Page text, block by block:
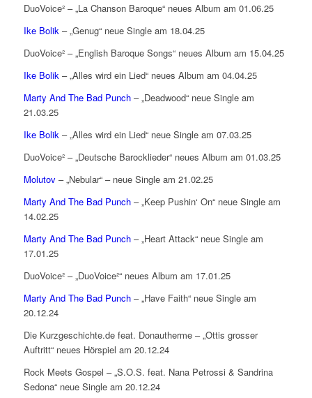
DuoVoice² – „La Chanson Baroque“ neues Album am 01.06.25
Ike Bolik– „Genug“ neue Single am 18.04.25
DuoVoice² – „English Baroque Songs“ neues Album am 15.04.25
Ike Bolik– „Alles wird ein Lied“ neues Album am 04.04.25
Marty And The Bad Punch– „Deadwood“ neue Single am
21.03.25
Ike Bolik– „Alles wird ein Lied“ neue Single am 07.03.25
DuoVoice² – „Deutsche Barocklieder“ neues Album am 01.03.25
Molutov – „Nebular“ – neue Single am 21.02.25
Marty And The Bad Punch– „Keep Pushin‘ On“ neue Single am
14.02.25
Marty And The Bad Punch– „Heart Attack“ neue Single am
17.01.25
DuoVoice² – „DuoVoice²“ neues Album am 17.01.25
Marty And The Bad Punch– „Have Faith“ neue Single am
20.12.24
Die Kurzgeschichte.de feat. Donautherme – „Ottis grosser
Auftritt“ neues Hörspiel am 20.12.24
Rock Meets Gospel – „S.O.S. feat. Nana Petrossi & Sandrina
Sedona“ neue Single am 20.12.24